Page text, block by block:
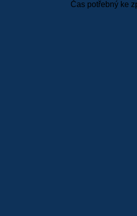
Čas potřebný ke